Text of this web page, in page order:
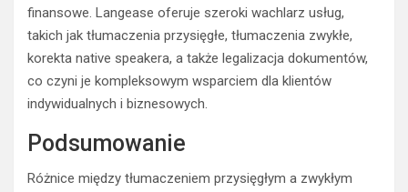
finansowe. Langease oferuje szeroki wachlarz usług,
takich jak tłumaczenia przysięgłe, tłumaczenia zwykłe,
korekta native speakera, a także legalizacja dokumentów,
co czyni je kompleksowym wsparciem dla klientów
indywidualnych i biznesowych.
Podsumowanie
Różnice między tłumaczeniem przysięgłym a zwykłym